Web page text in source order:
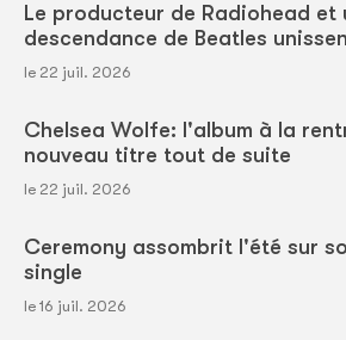
Le producteur de Radiohead et
descendance de Beatles
le 22 juil. 2026
Chelsea Wolfe: l'album à la
nouveau titre tout de suite
le 22 juil. 2026
Ceremony assombrit l'été sur
single
le 16 juil. 2026